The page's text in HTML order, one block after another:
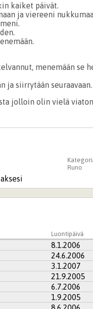
kaiket päivät.
ja viereeni
menemään se
ja siirrytään seuraavaan.
jolloin olin vielä
Runo
Luontipäivä
8.1.2006
24.6.2006
3.1.2007
21.9.2005
6.7.2006
1.9.2005